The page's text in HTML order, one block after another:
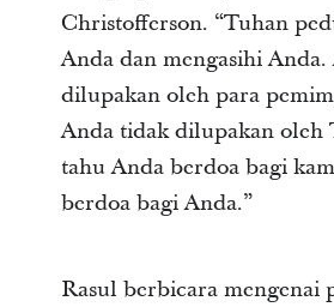
Christofferson. “Tuhan
Anda dan mengasihi
dilupakan oleh para
Anda tidak dilupakan oleh
tahu Anda berdoa bagi
berdoa bagi Anda.”
Rasul berbicara mengenai